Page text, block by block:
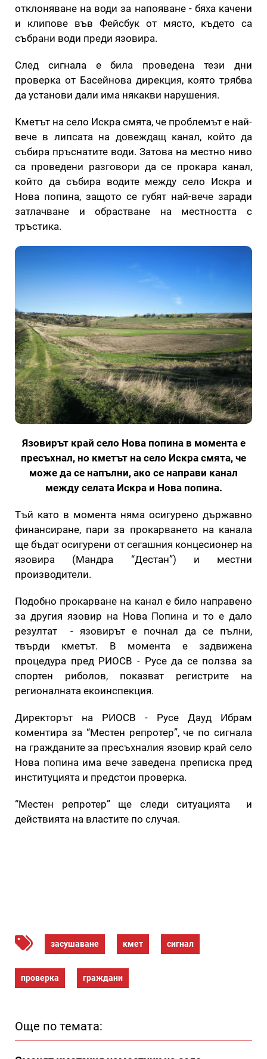
отклоняване на води за напояване - бяха качени
и клипове във Фейсбук от място, където са
събрани води преди язовира.
След сигнала е била проведена тези дни
проверка от Басейнова дирекция, която трябва
да установи дали има някакви нарушения.
Кметът на село Искра смята, че проблемът е най-
вече в липсата на довеждащ канал, който да
събира пръснатите води. Затова на местно ниво
са проведени разговори да се прокара канал,
който да събира водите между село Искра и
Нова попина, защото се губят най-вече заради
затлачване и обрастване на местността с
тръстика.
Язовирът край село Нова попина в момента е
пресъхнал, но кметът на село Искра смята, че
може да се напълни, ако се направи канал
между селата Искра и Нова попина.
Тъй като в момента няма осигурено държавно
финансиране, пари за прокарването на канала
ще бъдат осигурени от сегашния концесионер на
язовира (Мандра “Дестан”) и местни
производители.
Подобно прокарване на канал е било направено
за другия язовир на Нова Попина и то е дало
резултат - язовирът е почнал да се пълни,
твърди кметът. В момента е задвижена
процедура пред РИОСВ - Русе да се ползва за
спортен риболов, показват регистрите на
регионалната екоинспекция.
Директорът на РИОСВ - Русе Дауд Ибрам
коментира за “Местен репротер”, че по сигнала
на гражданите за пресъхналия язовир край село
Нова попина има вече заведена преписка пред
институцията и предстои проверка.
“Местен репротер” ще следи ситуацията и
действията на властите по случая.
засушаване кмет сигнал
проверка граждани
Още по темата: